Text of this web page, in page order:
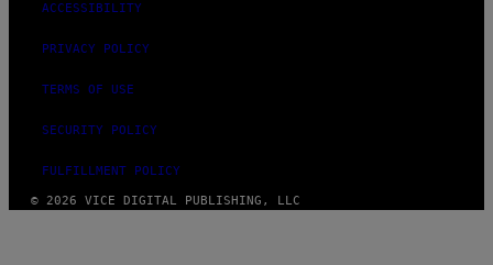
ACCESSIBILITY
PRIVACY POLICY
TERMS OF USE
SECURITY POLICY
FULFILLMENT POLICY
© 2026 VICE DIGITAL PUBLISHING, LLC